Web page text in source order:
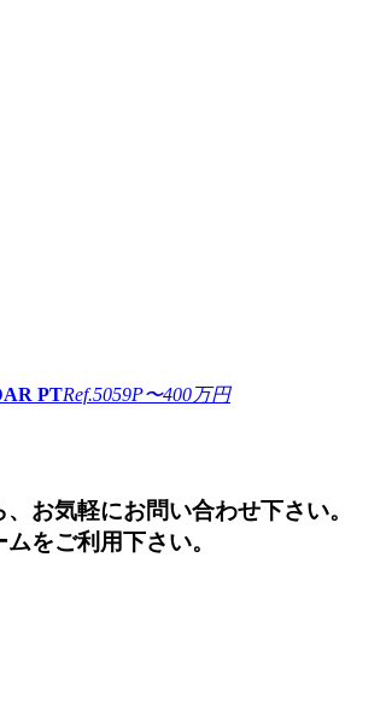
PTRef.5059P〜400万円
お気軽にお問い合わせ下さい。
をご利用下さい。